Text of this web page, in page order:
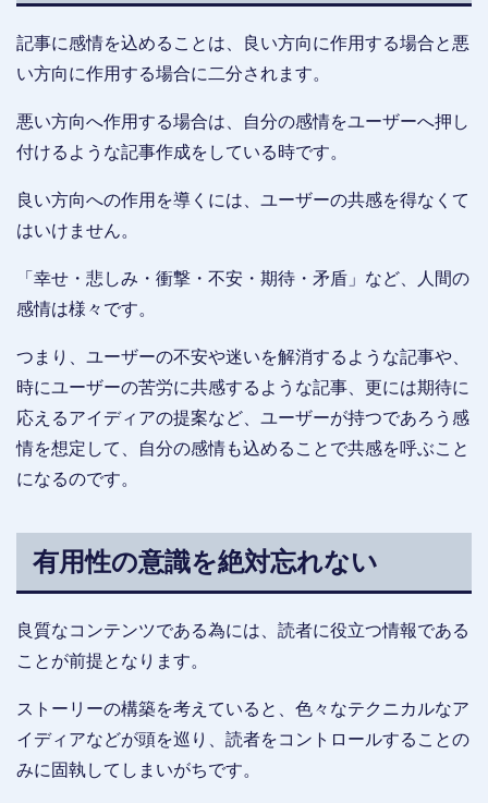
記事に感情を込めることは、良い方向に作用する場合と悪
い方向に作用する場合に二分されます。
悪い方向へ作用する場合は、自分の感情をユーザーへ押し
付けるような記事作成をしている時です。
良い方向への作用を導くには、ユーザーの共感を得なくて
はいけません。
「幸せ・悲しみ・衝撃・不安・期待・矛盾」など、人間の
感情は様々です。
つまり、ユーザーの不安や迷いを解消するような記事や、
時にユーザーの苦労に共感するような記事、更には期待に
応えるアイディアの提案など、ユーザーが持つであろう感
情を想定して、自分の感情も込めることで共感を呼ぶこと
になるのです。
有用性の意識を絶対忘れない
良質なコンテンツである為には、読者に役立つ情報である
ことが前提となります。
ストーリーの構築を考えていると、色々なテクニカルなア
イディアなどが頭を巡り、読者をコントロールすることの
みに固執してしまいがちです。